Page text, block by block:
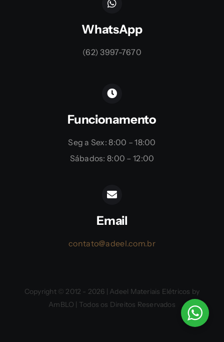
WhatsApp
(62) 3997-7670
Funcionamento
Seg a Sex: 8:00 – 18:00
Sábados: 8:00 – 12:00
Email
contato@adeel.com.br
Copyright © 2012 - 2026 | Adeel Materiais Elétricos by
AmBLO | Todos os Direitos Reservados